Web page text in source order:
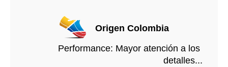
Origen Colombia
Performance: Mayor atención a los
detalles...